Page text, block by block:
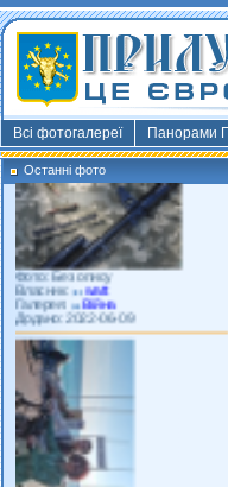
Всі фотогалереї Панорами
Останні фото
Фото: Київ 2022
Власник:
morsresistis
Галерея:
Templates
Додано: 2022-11-13
Фото: Без опису
Власник:
watt
Галерея:
Війна
Додано: 2022-06-09